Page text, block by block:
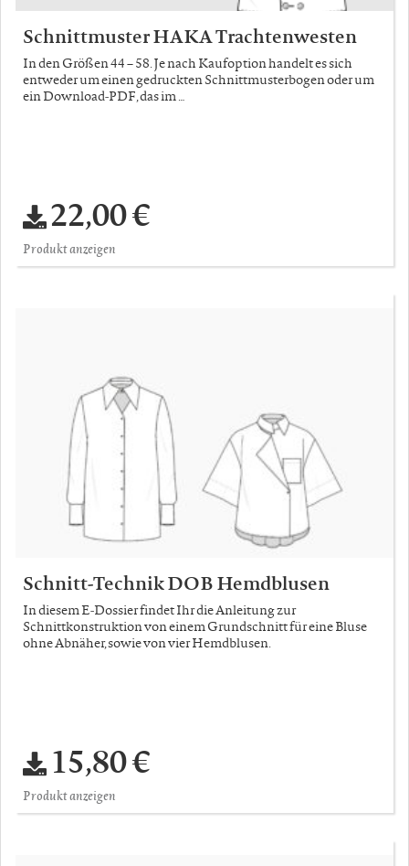
Schnittmuster HAKA Trachtenwesten
In den Größen 44 – 58. Je nach Kaufoption handelt es sich
entweder um einen gedruckten Schnittmusterbogen oder um
ein Download-PDF, das im …
22,00 €
Produkt anzeigen
Schnitt-Technik DOB Hemdblusen
In diesem E-Dossier findet Ihr die Anleitung zur
Schnittkonstruktion von einem Grundschnitt für eine Bluse
ohne Abnäher, sowie von vier Hemdblusen.
15,80 €
Produkt anzeigen